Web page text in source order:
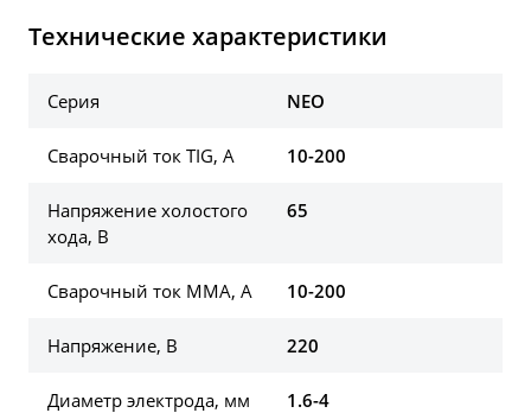
Технические характеристики
Серия NEO
Сварочный ток TIG, А 10-200
Напряжение холостого
хода, В
65
Сварочный ток ММА, А 10-200
Напряжение, В 220
Диаметр электрода, мм 1.6-4